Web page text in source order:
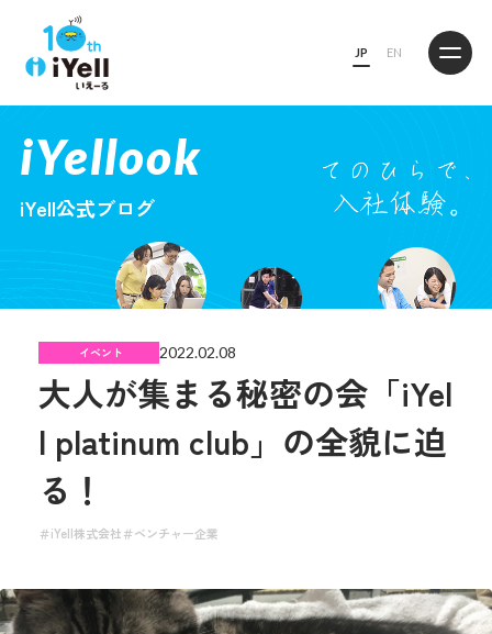
JP EN
iYellook
iYell公式ブログ
イベント 2022.02.08
大人が集まる秘密の会「iYel
l platinum club」の全貌に迫
る！
iYell株式会社 ベンチャー企業